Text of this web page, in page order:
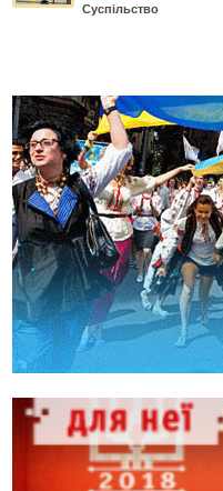
Суспільство